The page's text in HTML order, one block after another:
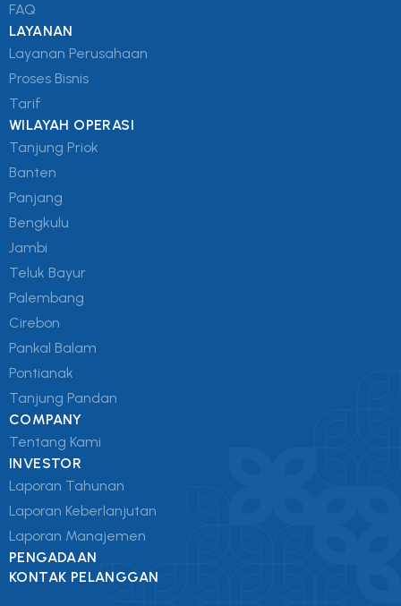
FAQ
LAYANAN
Layanan Perusahaan
Proses Bisnis
Tarif
WILAYAH OPERASI
Tanjung Priok
Banten
Panjang
Bengkulu
Jambi
Teluk Bayur
Palembang
Cirebon
Pankal Balam
Pontianak
Tanjung Pandan
COMPANY
Tentang Kami
INVESTOR
Laporan Tahunan
Laporan Keberlanjutan
Laporan Manajemen
PENGADAAN
KONTAK PELANGGAN